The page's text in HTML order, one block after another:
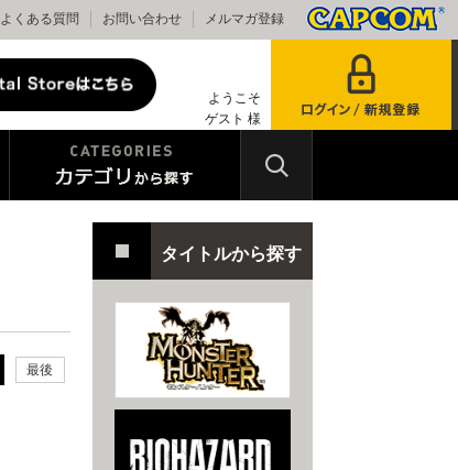
よくある質問 お問い合わせ メルマガ登録
ようこそ
ゲスト 様
最後
タイトルから探す